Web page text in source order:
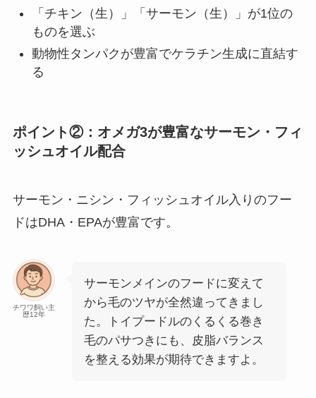
「チキン（生）」「サーモン（生）」が1位の
ものを選ぶ
動物性タンパクが豊富でケラチン生成に直結す
る
ポイント②：オメガ3が豊富なサーモン・フィ
ッシュオイル配合
サーモン・ニシン・フィッシュオイル入りのフー
ドはDHA・EPAが豊富です。
チワワ飼い主
歴12年
サーモンメインのフードに変えて
から毛のツヤが全然違ってきまし
た。トイプードルのくるくる巻き
毛のパサつきにも、皮脂バランス
を整える効果が期待できますよ。